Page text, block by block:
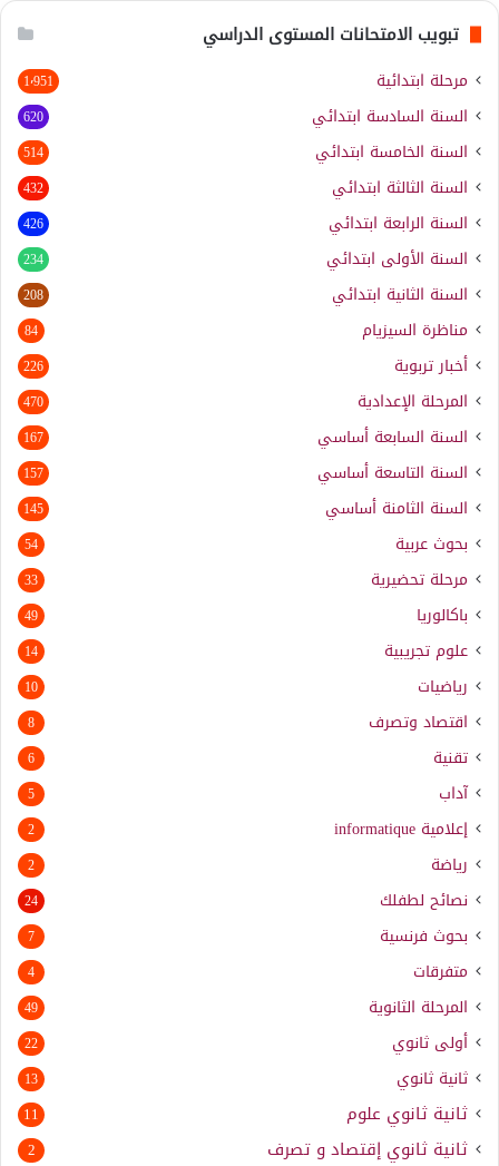
تبويب الامتحانات المستوى الدراسي
مرحلة ابتدائية 1٬951
السنة السادسة ابتدائي 620
السنة الخامسة ابتدائي 514
السنة الثالثة ابتدائي 432
السنة الرابعة ابتدائي 426
السنة الأولى ابتدائي 234
السنة الثانية ابتدائي 208
مناظرة السيزيام 84
أخبار تربوية 226
المرحلة الإعدادية 470
السنة السابعة أساسي 167
السنة التاسعة أساسي 157
السنة الثامنة أساسي 145
بحوث عربية 54
مرحلة تحضيرية 33
باكالوريا 49
علوم تجريبية 14
رياضيات 10
اقتصاد وتصرف 8
تقنية 6
آداب 5
إعلامية informatique
2
رياضة 2
نصائح لطفلك 24
بحوث فرنسية 7
متفرقات 4
المرحلة الثانوية 49
أولى ثانوي 22
ثانية ثانوي 13
ثانية ثانوي علوم 11
ثانية ثانوي إقتصاد و تصرف 2